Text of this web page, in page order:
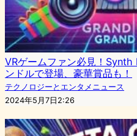
VRゲームファン必見！
ンドルで登場、豪華賞品も！
テクノロジーとエンタメニュース
2024年5月7日2:26